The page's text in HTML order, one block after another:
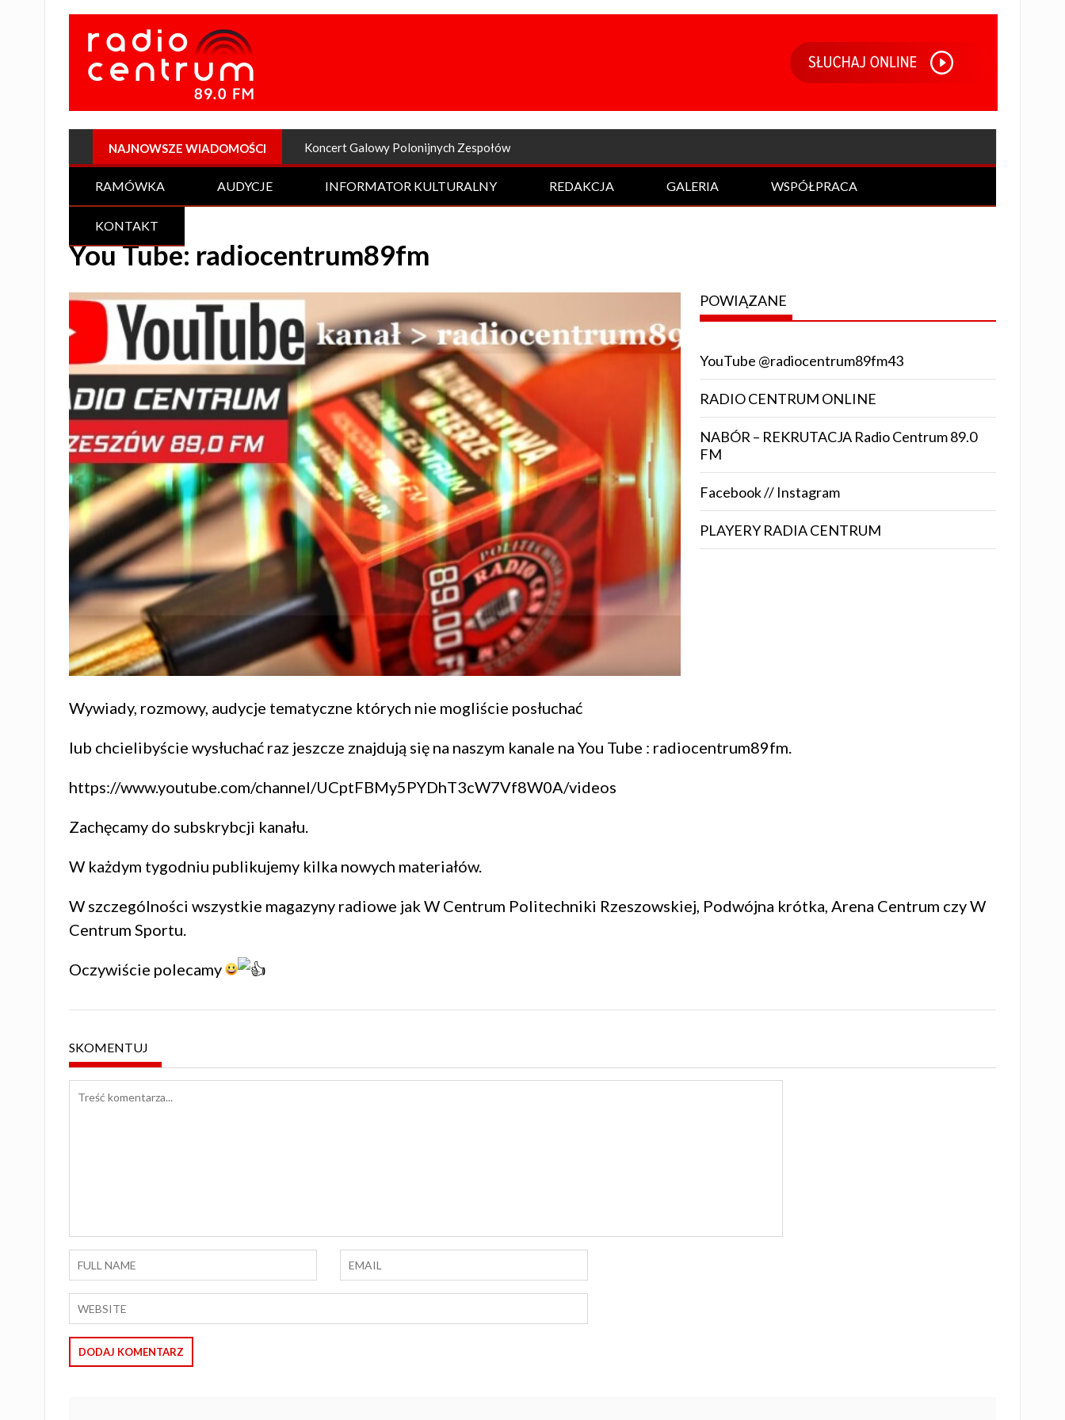
NAJNOWSZE WIADOMOŚCI Plenerowa odsłona Rockowej Nocy
RAMÓWKA AUDYCJE INFORMATOR KULTURALNY REDAKCJA GALERIA WSPÓŁPRACA
KONTAKT
You Tube: radiocentrum89fm
POWIĄZANE
YouTube @radiocentrum89fm43
RADIO CENTRUM ONLINE
NABÓR – REKRUTACJA Radio Centrum 89.0
FM
Facebook // Instagram
PLAYERY RADIA CENTRUM
Wywiady, rozmowy, audycje tematyczne których nie mogliście posłuchać
lub chcielibyście wysłuchać raz jeszcze znajdują się na naszym kanale na You Tube : radiocentrum89fm.
https://www.youtube.com/channel/UCptFBMy5PYDhT3cW7Vf8W0A/videos
Zachęcamy do subskrybcji kanału.
W każdym tygodniu publikujemy kilka nowych materiałów.
W szczególności wszystkie magazyny radiowe jak W Centrum Politechniki Rzeszowskiej, Podwójna krótka, Arena Centrum czy W
Centrum Sportu.
Oczywiście polecamy
SKOMENTUJ